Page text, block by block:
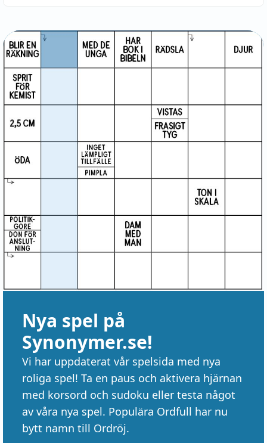
Nya spel på
Synonymer.se!
Vi har uppdaterat vår spelsida med nya
roliga spel! Ta en paus och aktivera hjärnan
med korsord och sudoku eller testa något
av våra nya spel. Populära Ordfull har nu
bytt namn till Ordröj.